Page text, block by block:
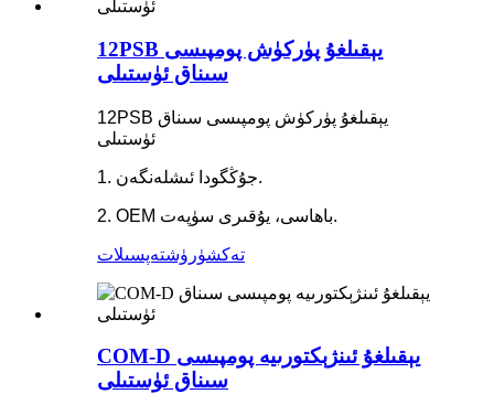
12PSB يېقىلغۇ پۈركۈش پومپىسى
سىناق ئۈستىلى
12PSB يېقىلغۇ پۈركۈش پومپىسى سىناق
ئۈستىلى
1. جۇڭگودا ئىشلەنگەن.
2. OEM باھاسى، يۇقىرى سۈپەت.
تەكشۈرۈشتەپسىلات
COM-D يېقىلغۇ ئىنژېكتورىيە پومپىسى
سىناق ئۈستىلى